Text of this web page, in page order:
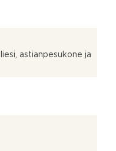
astianpesukone ja